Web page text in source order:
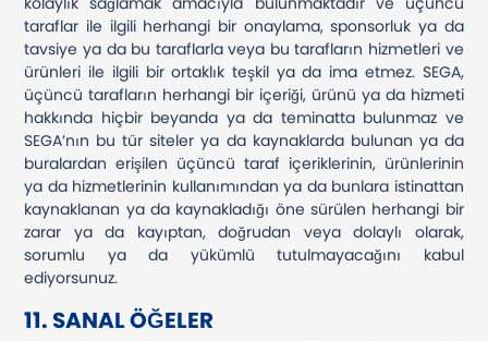
taraflar ile ilgili herhangi bir onaylama, sponsorluk ya da
tavsiye ya da bu taraflarla veya bu tarafların hizmetleri ve
ürünleri ile ilgili bir ortaklık teşkil ya da ima etmez. SEGA,
üçüncü tarafların herhangi bir içeriği, ürünü ya da hizmeti
hakkında hiçbir beyanda ya da teminatta bulunmaz ve
SEGA’nın bu tür siteler ya da kaynaklarda bulunan ya da
buralardan erişilen üçüncü taraf içeriklerinin, ürünlerinin
ya da hizmetlerinin kullanımından ya da bunlara istinattan
kaynaklanan ya da kaynakladığı öne sürülen herhangi bir
zarar ya da kayıptan, doğrudan veya dolaylı olarak,
sorumlu ya da yükümlü tutulmayacağını kabul
ediyorsunuz.
11. SANAL ÖĞELER